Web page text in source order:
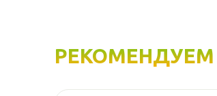
РЕКОМЕНДУЕМ